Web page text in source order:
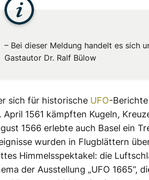
– Bei dieser Meldung handelt es sich
Gastautor Dr. Ralf Bülow
sich für historische UFO-
April 1561 kämpften Kugeln,
1566 erlebte auch Basel ein
wurden in Flugblättern
Himmelsspektakel: die
der Ausstellung „UFO 1665“,